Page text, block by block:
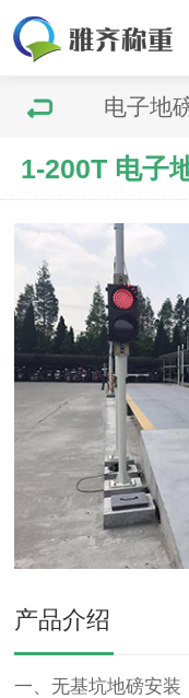
电子地
1-200T 电子
产品介绍
一、无基坑地磅安装